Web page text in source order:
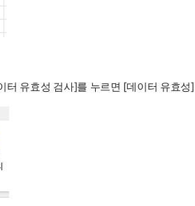
유효성 검사]를 누르면 [데이터 유효성]